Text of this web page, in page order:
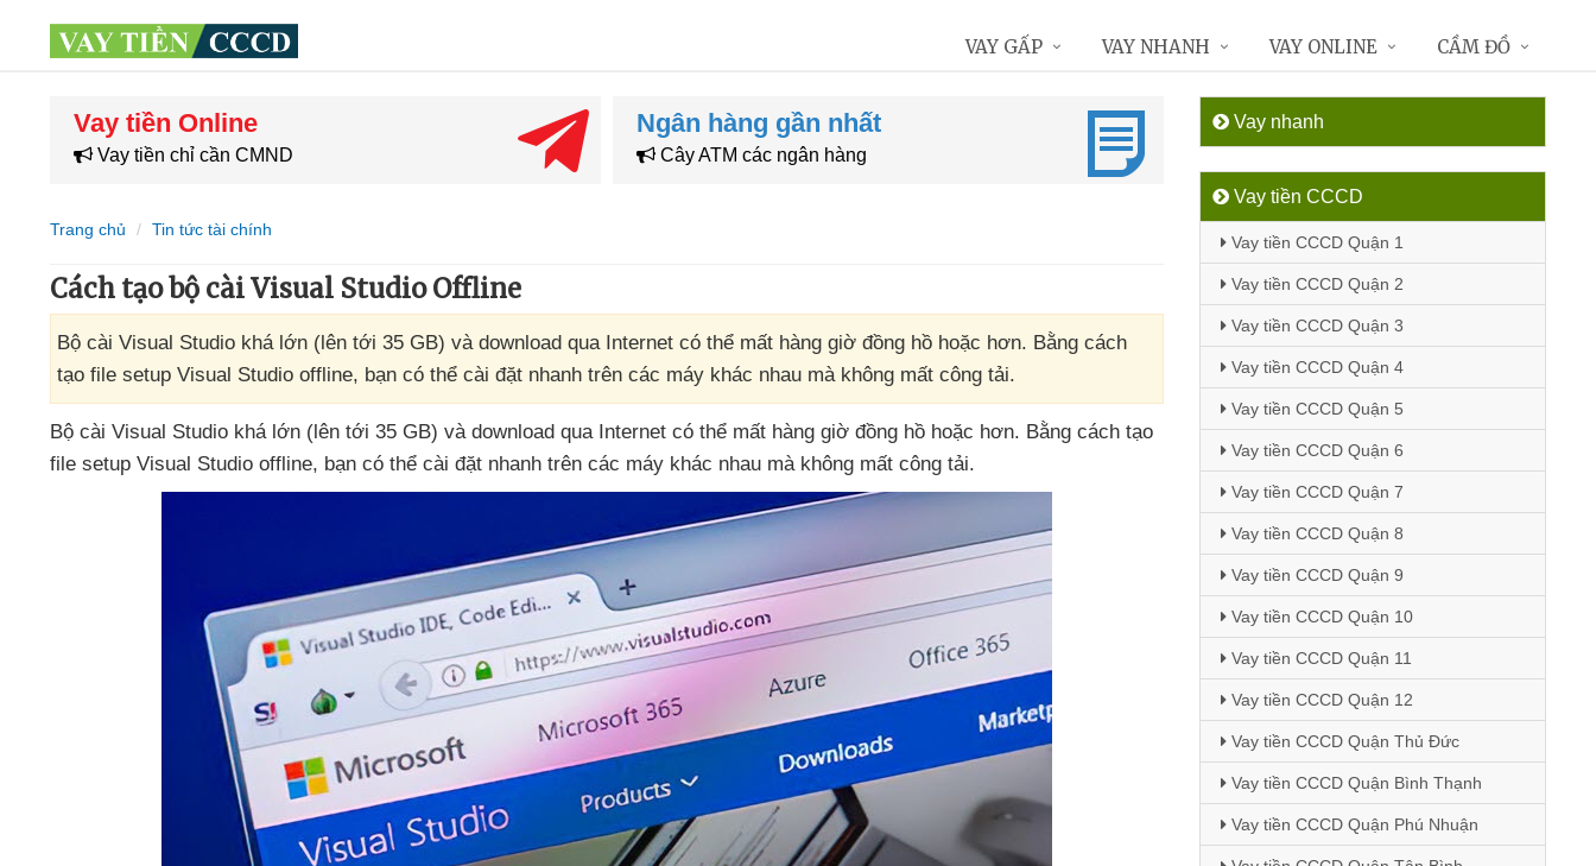
Vay tiền Online
Vay tiền chỉ cần CMND
Ngân hàng gần nhất
Cây ATM các ngân hàng
Trang chủ Tin tức tài chính
Cách tạo bộ cài Visual Studio Offline
Bộ cài Visual Studio khá lớn (lên tới 35 GB) và download qua Internet có thể mất hàng giờ đồng hồ hoặc hơn. Bằng cách
tạo file setup Visual Studio offline, bạn có thể cài đặt nhanh trên các máy khác nhau mà không mất công tải.
Bộ cài Visual Studio khá lớn (lên tới 35 GB) và download qua Internet có thể mất hàng giờ đồng hồ hoặc hơn. Bằng cách tạo
file setup Visual Studio offline, bạn có thể cài đặt nhanh trên các máy khác nhau mà không mất công tải.
Vay nhanh
Vay tiền CCCD
Vay tiền CCCD Quận 1
Vay tiền CCCD Quận 2
Vay tiền CCCD Quận 3
Vay tiền CCCD Quận 4
Vay tiền CCCD Quận 5
Vay tiền CCCD Quận 6
Vay tiền CCCD Quận 7
Vay tiền CCCD Quận 8
Vay tiền CCCD Quận 9
Vay tiền CCCD Quận 10
Vay tiền CCCD Quận 11
Vay tiền CCCD Quận 12
Vay tiền CCCD Quận Thủ Đức
Vay tiền CCCD Quận Bình Thạnh
Vay tiền CCCD Quận Phú Nhuận
VAY GẤP VAY NHANH VAY ONLINE CẦM ĐỒ